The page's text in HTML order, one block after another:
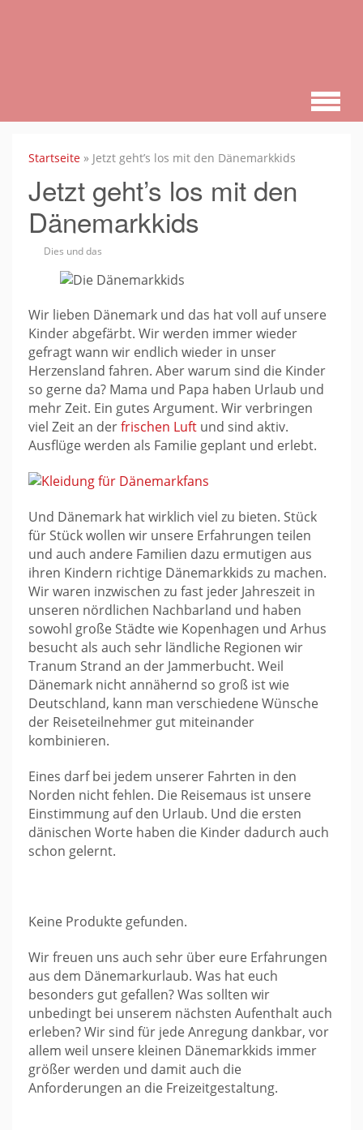
Startseite » Jetzt geht’s los mit den Dänemarkkids
Jetzt geht’s los mit den
Dänemarkkids
Dies und das
Wir lieben Dänemark und das hat voll auf unsere
Kinder abgefärbt. Wir werden immer wieder
gefragt wann wir endlich wieder in unser
Herzensland fahren. Aber warum sind die Kinder
so gerne da? Mama und Papa haben Urlaub und
mehr Zeit. Ein gutes Argument. Wir verbringen
viel Zeit an derfrischen Luft und sind aktiv.
Ausflüge werden als Familie geplant und erlebt.
Und Dänemark hat wirklich viel zu bieten. Stück
für Stück wollen wir unsere Erfahrungen teilen
und auch andere Familien dazu ermutigen aus
ihren Kindern richtige Dänemarkkids zu machen.
Wir waren inzwischen zu fast jeder Jahreszeit in
unseren nördlichen Nachbarland und haben
sowohl große Städte wie Kopenhagen und Arhus
besucht als auch sehr ländliche Regionen wir
Tranum Strand an der Jammerbucht. Weil
Dänemark nicht annähernd so groß ist wie
Deutschland, kann man verschiedene Wünsche
der Reiseteilnehmer gut miteinander
kombinieren.
Eines darf bei jedem unserer Fahrten in den
Norden nicht fehlen. Die Reisemaus ist unsere
Einstimmung auf den Urlaub. Und die ersten
dänischen Worte haben die Kinder dadurch auch
schon gelernt.
Keine Produkte gefunden.
Wir freuen uns auch sehr über eure Erfahrungen
aus dem Dänemarkurlaub. Was hat euch
besonders gut gefallen? Was sollten wir
unbedingt bei unserem nächsten Aufenthalt auch
erleben? Wir sind für jede Anregung dankbar, vor
allem weil unsere kleinen Dänemarkkids immer
größer werden und damit auch die
Anforderungen an die Freizeitgestaltung.